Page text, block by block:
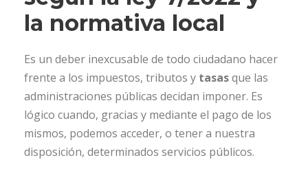
la normativa local
Es un deber inexcusable de todo ciudadano hacer
frente a los impuestos, tributos y tasasque las
administraciones públicas decidan imponer. Es
lógico cuando, gracias y mediante el pago de los
mismos, podemos acceder, o tener a nuestra
disposición, determinados servicios públicos.